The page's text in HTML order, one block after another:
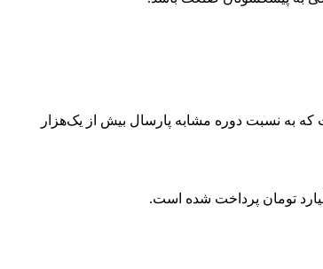
هزار فقره و با پرداخت بیش از ۳ هزار و ۲۰۰ میلیارد تومان (۳.۲ همت) انجام شده است که به نسبت دوره مشابه پارسال بیش از یک‌هزار